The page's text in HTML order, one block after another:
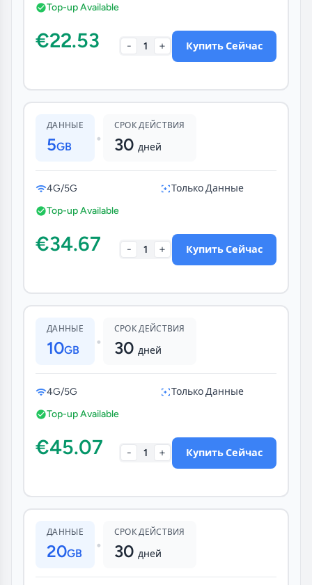
Top-up Available
€22.53 - 1 + Купить Сейчас
ДАННЫЕ
5GB •
СРОК ДЕЙСТВИЯ
30 дней
4G/5G
Только Данные
Top-up Available
€34.67 - 1 + Купить Сейчас
ДАННЫЕ
10GB •
СРОК ДЕЙСТВИЯ
30 дней
4G/5G
Только Данные
Top-up Available
€45.07 - 1 + Купить Сейчас
ДАННЫЕ
20GB •
СРОК ДЕЙСТВИЯ
30 дней